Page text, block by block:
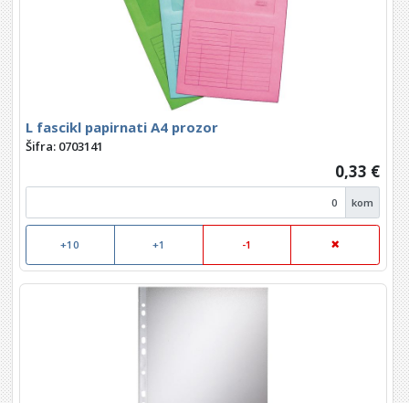
L fascikl papirnati A4 prozor
Šifra: 0703141
0,33 €
kom
+10 +1 -1